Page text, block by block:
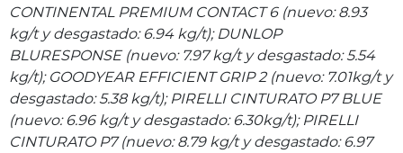
CONTINENTAL PREMIUM CONTACT 6 (nuevo: 8.93
kg/t y desgastado: 6.94 kg/t); DUNLOP
BLURESPONSE (nuevo: 7.97 kg/t y desgastado: 5.54
kg/t); GOODYEAR EFFICIENT GRIP 2 (nuevo: 7.01kg/t y
desgastado: 5.38 kg/t); PIRELLI CINTURATO P7 BLUE
(nuevo: 6.96 kg/t y desgastado: 6.30kg/t); PIRELLI
CINTURATO P7 (nuevo: 8.79 kg/t y desgastado: 6.97